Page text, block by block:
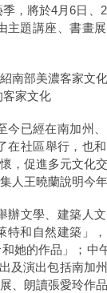
，將於4月6日、
主題講座、書畫
南部美濃客家文
客家文化
今已經在南加州
在社區舉行，也
，促進多元文化
人王曉蘭說明今
辦文學、建築人
特和自然建築」
她的作品」；中
及演出包括南加
、朗讀張愛玲作